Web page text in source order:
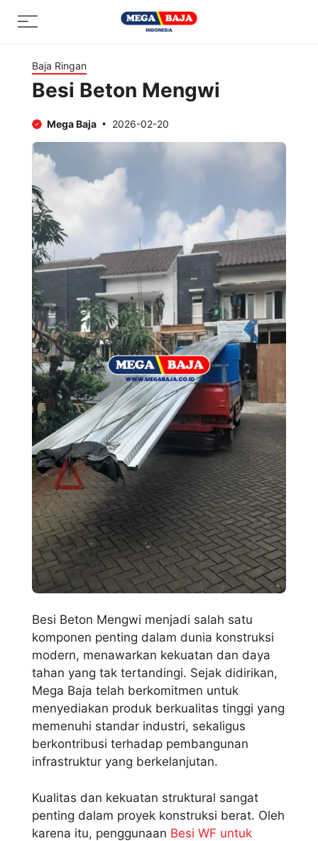
Menu
Baja Ringan
Besi Beton Mengwi
Mega Baja 2026-02-20
Besi Beton Mengwi menjadi salah satu
komponen penting dalam dunia konstruksi
modern, menawarkan kekuatan dan daya
tahan yang tak tertandingi. Sejak didirikan,
Mega Baja telah berkomitmen untuk
menyediakan produk berkualitas tinggi yang
memenuhi standar industri, sekaligus
berkontribusi terhadap pembangunan
infrastruktur yang berkelanjutan.
Kualitas dan kekuatan struktural sangat
penting dalam proyek konstruksi berat. Oleh
karena itu, penggunaan Besi WF untuk